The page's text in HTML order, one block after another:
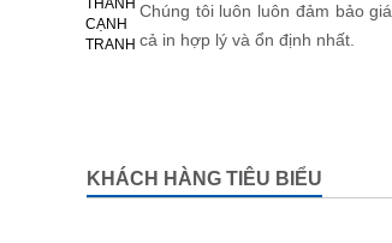
Chúng tôi luôn luôn đảm bảo giá
cả in hợp lý và ổn định nhất.
KHÁCH HÀNG TIÊU BIỂU